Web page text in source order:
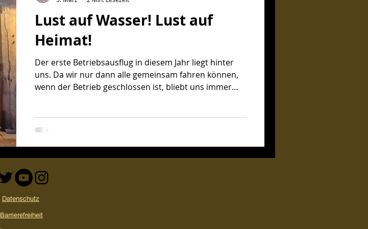
Lust auf Wasser! Lust auf
Heimat!
Der erste Betriebsausflug in diesem Jahr liegt hinter
uns. Da wir nur dann alle gemeinsam fahren können,
wenn der Betrieb geschlossen ist, bliebt uns immer
vom Familienunternehmen Friedrich Lütvogt gemacht.
Von Lütts Landlust beziehen wir unser natürliches
Mineralwasser - "Zurück zu den Quellen" - dass aus
dem 400m ti
Datenschutz
Barrierefreiheit